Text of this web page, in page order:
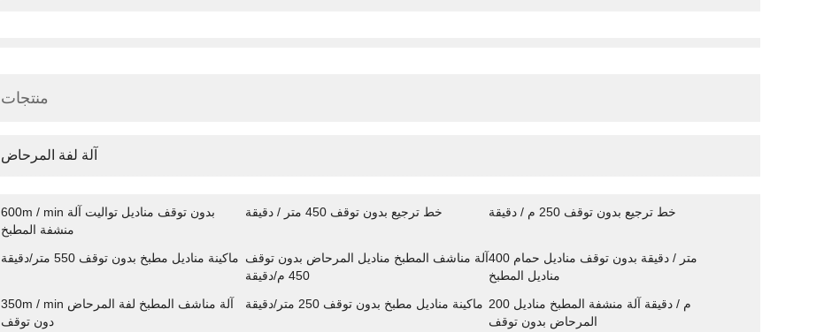
منتجات
آلة لفة المرحاض
600m / min بدون توقف مناديل تواليت آلة
منشفة المطبخ
خط ترجيع بدون توقف 450 متر / دقيقة خط ترجيع بدون توقف 250 م / دقيقة
ماكينة مناديل مطبخ بدون توقف 550 متر/دقيقة آلة مناشف المطبخ مناديل المرحاض بدون توقف
450 م/دقيقة
400 متر / دقيقة بدون توقف مناديل حمام
مناديل المطبخ
350m / min آلة مناشف المطبخ لفة المرحاض
دون توقف
ماكينة مناديل مطبخ بدون توقف 250 متر/دقيقة 200 م / دقيقة آلة منشفة المطبخ مناديل
المرحاض بدون توقف